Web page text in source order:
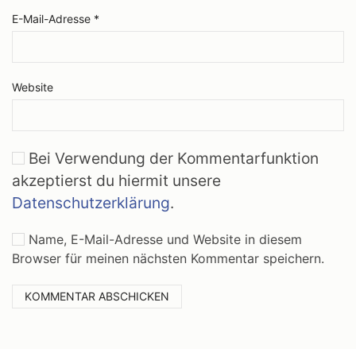
E-Mail-Adresse *
Website
Bei Verwendung der Kommentarfunktion
akzeptierst du hiermit unsere
Datenschutzerklärung.
Name, E-Mail-Adresse und Website in diesem
Browser für meinen nächsten Kommentar speichern.